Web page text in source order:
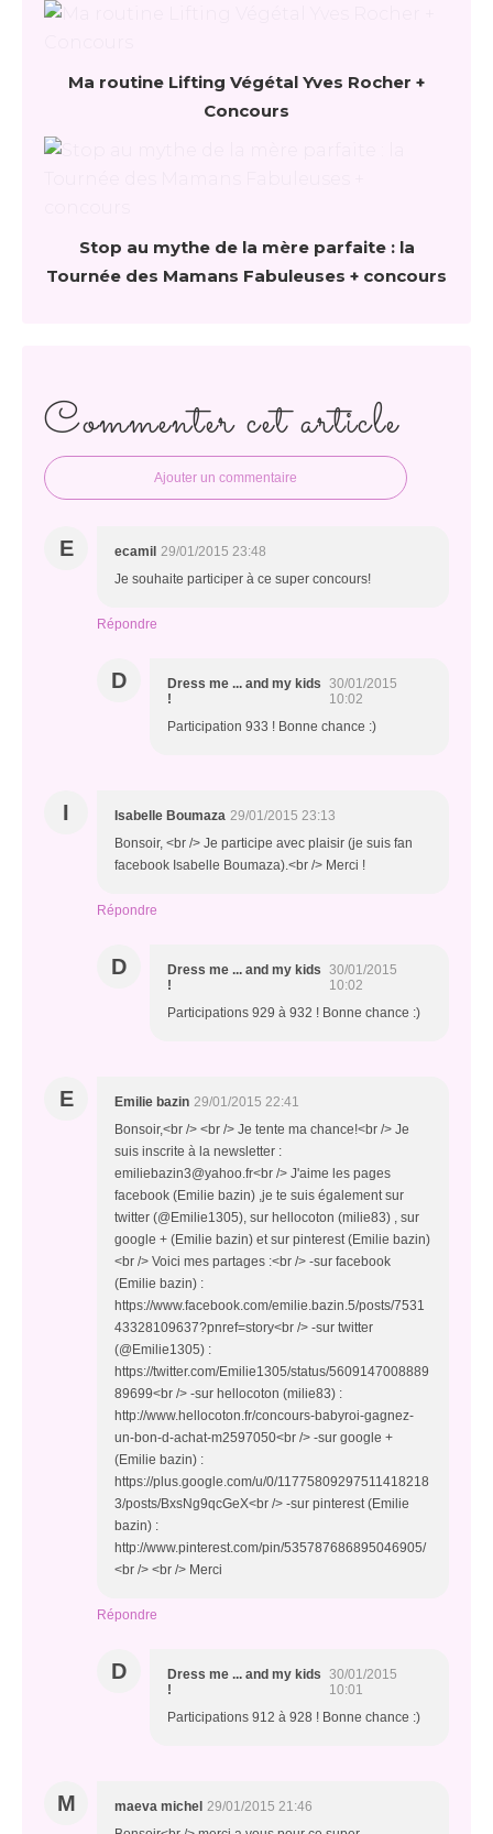
Ma routine Lifting Végétal Yves Rocher +
Concours
Stop au mythe de la mère parfaite : la
Tournée des Mamans Fabuleuses + concours
Commenter cet article
Ajouter un commentaire
E ecamil 29/01/2015 23:48
Je souhaite participer à ce super concours!
Répondre
D
Dress me ... and my kids
!
30/01/2015
10:02
Participation 933 ! Bonne chance :)
I Isabelle Boumaza 29/01/2015 23:13
Bonsoir, <br /> Je participe avec plaisir (je suis fan
facebook Isabelle Boumaza).<br /> Merci !
Répondre
D
Dress me ... and my kids
!
30/01/2015
10:02
Participations 929 à 932 ! Bonne chance :)
E Emilie bazin 29/01/2015 22:41
Bonsoir,<br /> <br /> Je tente ma chance!<br /> Je
suis inscrite à la newsletter :
emiliebazin3@yahoo.fr<br /> J'aime les pages
facebook (Emilie bazin) ,je te suis également sur
twitter (@Emilie1305), sur hellocoton (milie83) , sur
google + (Emilie bazin) et sur pinterest (Emilie bazin)
<br /> Voici mes partages :<br /> -sur facebook
(Emilie bazin) :
https://www.facebook.com/emilie.bazin.5/posts/7531
43328109637?pnref=story<br /> -sur twitter
(@Emilie1305) :
https://twitter.com/Emilie1305/status/5609147008889
89699<br /> -sur hellocoton (milie83) :
http://www.hellocoton.fr/concours-babyroi-gagnez-
un-bon-d-achat-m2597050<br /> -sur google +
(Emilie bazin) :
https://plus.google.com/u/0/11775809297511418218
3/posts/BxsNg9qcGeX<br /> -sur pinterest (Emilie
bazin) :
http://www.pinterest.com/pin/535787686895046905/
<br /> <br /> Merci
Répondre
D
Dress me ... and my kids
!
30/01/2015
10:01
Participations 912 à 928 ! Bonne chance :)
M maeva michel 29/01/2015 21:46